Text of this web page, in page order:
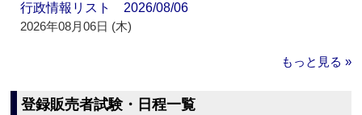
行政情報リスト 2026/08/06
2026年08月06日 (木)
もっと見る »
登録販売者試験・日程一覧